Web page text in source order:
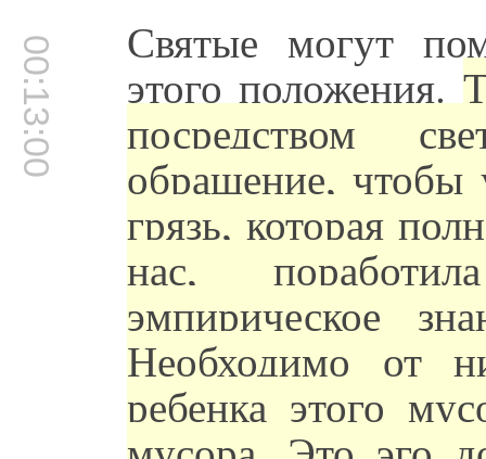
00:13:00 Святые могут
этого положения.
посредством
обращение, чтобы
грязь, которая
нас,
эмпирическое
Необходимо от
ребенка этого